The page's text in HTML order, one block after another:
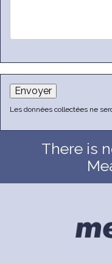
Envoyer
Les données collectées ne
There is